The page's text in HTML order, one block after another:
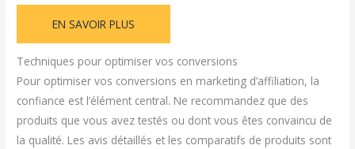
EN SAVOIR PLUS
Techniques pour optimiser vos conversions
Pour optimiser vos conversions en marketing d’affiliation, la
confiance est l’élément central. Ne recommandez que des
produits que vous avez testés ou dont vous êtes convaincu de
la qualité. Les avis détaillés et les comparatifs de produits sont